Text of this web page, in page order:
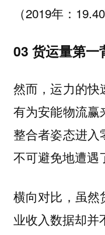
（2019年：
03 货运量第一
然而，运力的快
有为安能物流赢
整合者姿态进入
不可避免地遭遇
横向对比，虽然
业收入数据却并